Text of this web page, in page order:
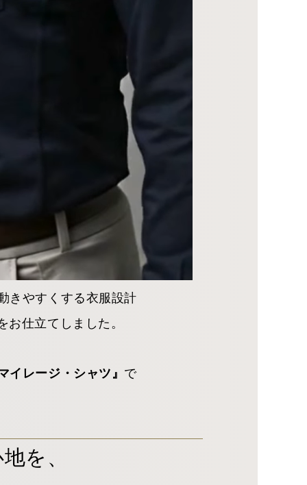
きやすくする衣服設計
お仕立てしました。
レージ・シャツ』 で
を、